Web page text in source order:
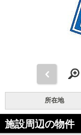
所在地
施設周辺の物件